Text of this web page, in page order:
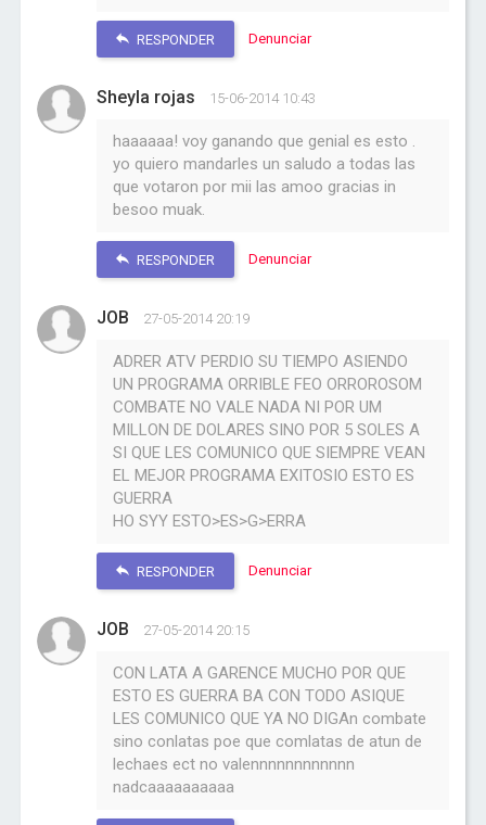
RESPONDER Denunciar
Sheyla rojas 15-06-2014 10:43
haaaaaa! voy ganando que genial es esto .
yo quiero mandarles un saludo a todas las
que votaron por mii las amoo gracias in
besoo muak.
RESPONDER Denunciar
JOB 27-05-2014 20:19
ADRER ATV PERDIO SU TIEMPO ASIENDO
UN PROGRAMA ORRIBLE FEO ORROROSOM
COMBATE NO VALE NADA NI POR UM
MILLON DE DOLARES SINO POR 5 SOLES A
SI QUE LES COMUNICO QUE SIEMPRE VEAN
EL MEJOR PROGRAMA EXITOSIO ESTO ES
GUERRA
HO SYY ESTO>ES>G>ERRA
RESPONDER Denunciar
JOB 27-05-2014 20:15
CON LATA A GARENCE MUCHO POR QUE
ESTO ES GUERRA BA CON TODO ASIQUE
LES COMUNICO QUE YA NO DIGAn combate
sino conlatas poe que comlatas de atun de
lechaes ect no valennnnnnnnnnnn
nadcaaaaaaaaaa